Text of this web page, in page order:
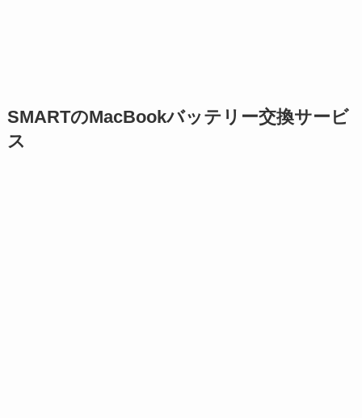
SMARTのMacBookバッテリー交換サービ
ス